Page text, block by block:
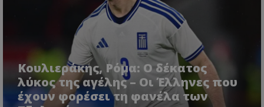
Κουλιεράκης, Ρόμα: Ο δέκατος
λύκος της αγέλης – Οι Έλληνες που
έχουν φορέσει τη φανέλα των